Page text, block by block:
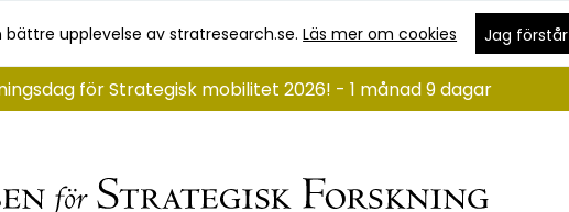
upplevelse av stratresearch.se.Läs mer om cookies Jag förstår
för Strategisk mobilitet 2026! - 1 månad 9 dagar